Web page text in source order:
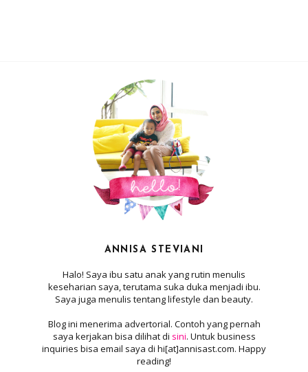
ANNISA STEVIANI
Halo! Saya ibu satu anak yang rutin menulis
keseharian saya, terutama suka duka menjadi ibu.
Saya juga menulis tentang lifestyle dan beauty.
Blog ini menerima advertorial. Contoh yang pernah
saya kerjakan bisa dilihat di sini. Untuk business
inquiries bisa email saya di hi[at]annisast.com. Happy
reading!